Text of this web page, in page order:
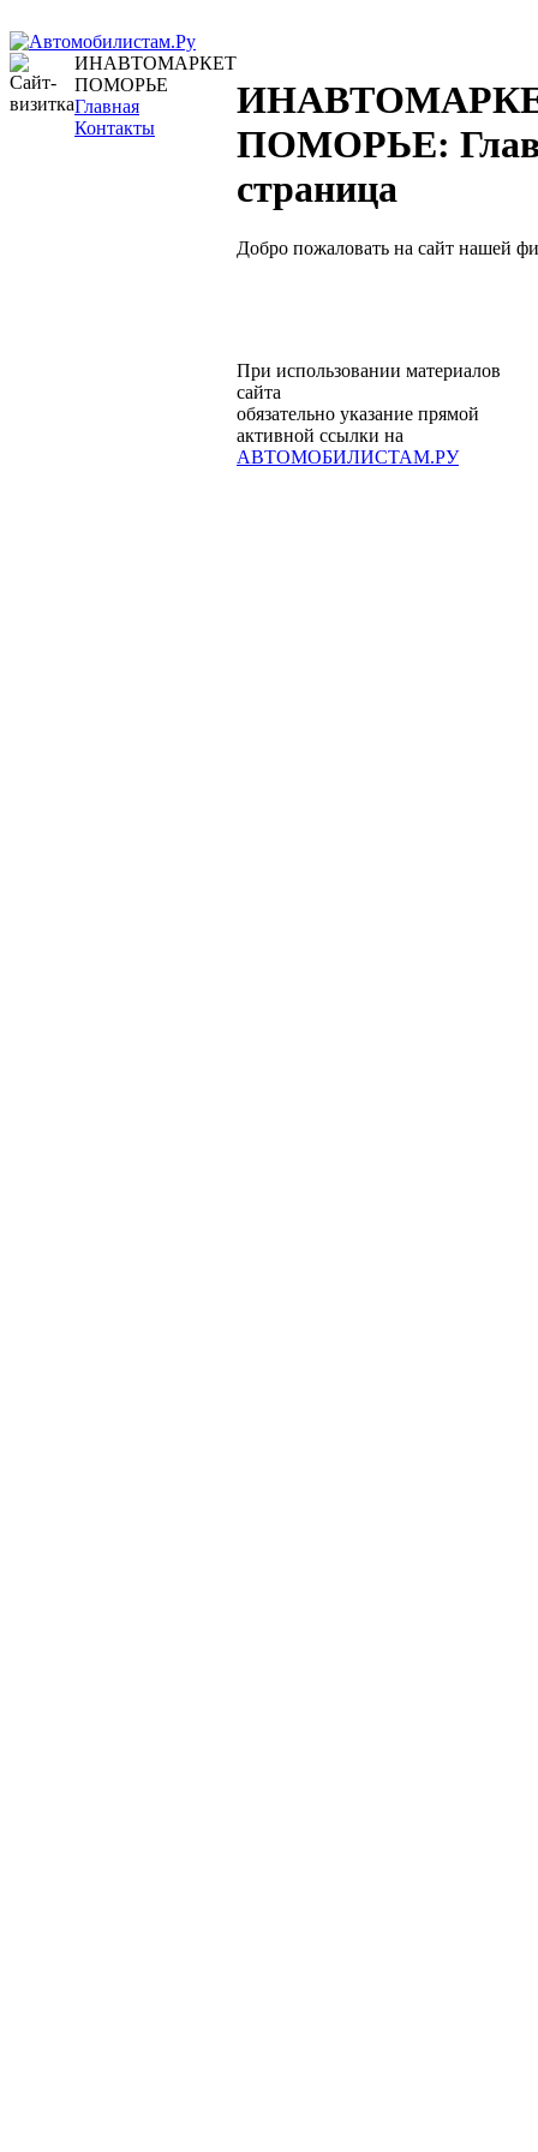
ИНАВТОМАРКЕТ
ПОМОРЬЕ
Главная
Контакты
ПОМОРЬЕ:
страница
Добро пожаловать на сайт нашей
При использовании материалов
сайта
обязательно указание прямой
активной ссылки на
АВТОМОБИЛИСТАМ.РУ